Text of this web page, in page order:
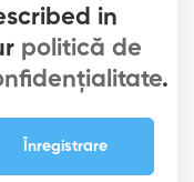
in
politică de
.
Înregistrare